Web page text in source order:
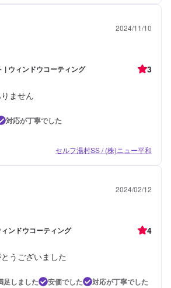
2024/11/10
| ウィンドウコーティング 3
ません
対応が丁寧でした
セルフ湯村SS / (株)ニュー平和
2024/02/12
ンドウコーティング 4
うございました
足しました 安価でした
対応が丁寧でした